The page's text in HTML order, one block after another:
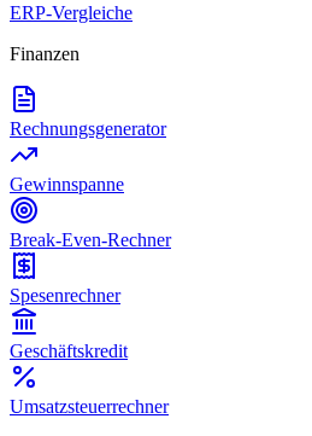
ERP-Vergleiche
Finanzen
Rechnungsgenerator
Gewinnspanne
Break-Even-Rechner
Spesenrechner
Geschäftskredit
Umsatzsteuerrechner